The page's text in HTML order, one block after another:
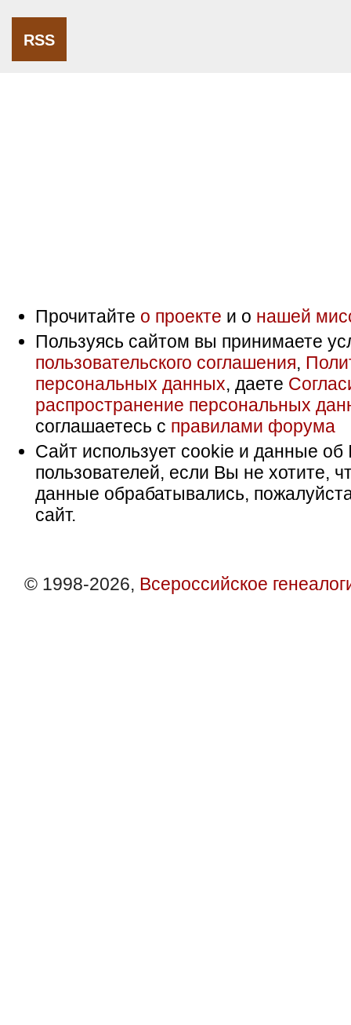
RSS
Прочитайте о проекте и о нашей
Пользуясь сайтом вы принимаете
пользовательского соглашения,
персональных данных, даете
распространение персональных
соглашаетесь с правилами форума
Сайт использует cookie и данные об
пользователей, если Вы не хотите,
данные обрабатывались,
сайт.
© 1998-2026, Всероссийское